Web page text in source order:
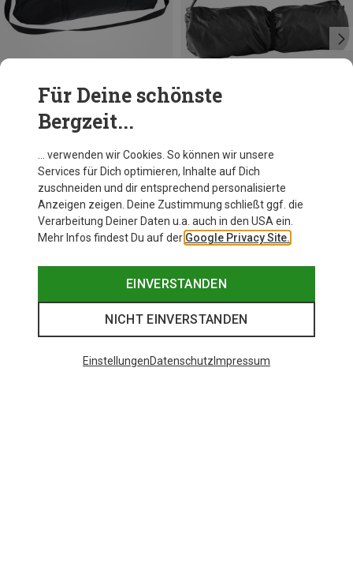
Liner Seiltasche
ONE SIZE
Edelrid
Rope Tarp Seilsack
17,95 €
Für Deine schönste
Bergzeit...
… verwenden wir Cookies. So können wir unsere
Services für Dich optimieren, Inhalte auf Dich
zuschneiden und dir entsprechend personalisierte
Anzeigen zeigen. Deine Zustimmung schließt ggf. die
Verarbeitung Deiner Daten u.a. auch in den USA ein.
Mehr Infos findest Du auf der Google Privacy Site.
EINVERSTANDEN
NICHT EINVERSTANDEN
EinstellungenDatenschutz Impressum